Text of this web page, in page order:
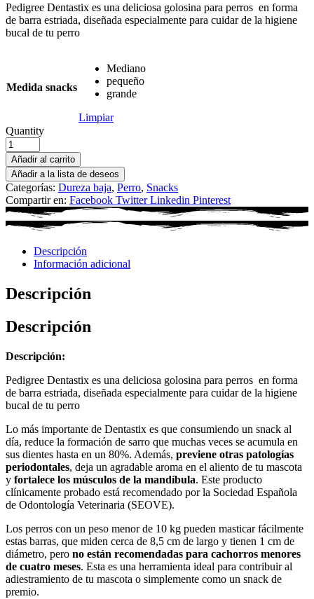
Pedigree Dentastix es una deliciosa golosina para perros en forma
de barra estriada, diseñada especialmente para cuidar de la higiene
bucal de tu perro
Medida snacks
Mediano
pequeño
grande
Limpiar
Quantity
Añadir al carrito
Añadir a la lista de deseos
Categorías: Dureza baja, Perro, Snacks
Compartir en: Facebook Twitter Linkedin Pinterest
Descripción
Información adicional
Descripción
Descripción
Descripción:
Pedigree Dentastix es una deliciosa golosina para perros en forma
de barra estriada, diseñada especialmente para cuidar de la higiene
bucal de tu perro
Lo más importante de Dentastix es que consumiendo un snack al
día, reduce la formación de sarro que muchas veces se acumula en
sus dientes hasta en un 80%. Además, previene otras patologías
periodontales, deja un agradable aroma en el aliento de tu mascota
y fortalece los músculos de la mandíbula. Este producto
clínicamente probado está recomendado por la Sociedad Española
de Odontología Veterinaria (SEOVE).
Los perros con un peso menor de 10 kg pueden masticar fácilmente
estas barras, que miden cerca de 8,5 cm de largo y tienen 1 cm de
diámetro, pero no están recomendadas para cachorros menores
de cuatro meses. Esta es una herramienta ideal para contribuir al
adiestramiento de tu mascota o simplemente como un snack de
premio.